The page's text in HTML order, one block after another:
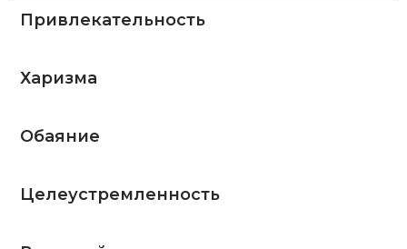
Привлекательность
Харизма
Обаяние
Целеустремленность